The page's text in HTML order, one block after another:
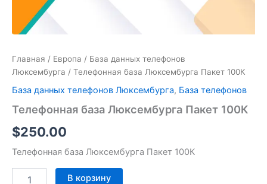
Главная / Европа / База данных телефонов
Люксембурга / Телефонная база Люксембурга Пакет 100К
База данных телефонов Люксембурга, База телефонов
Телефонная база Люксембурга Пакет 100К
$250.00
Телефонная база Люксембурга Пакет 100К
В корзину